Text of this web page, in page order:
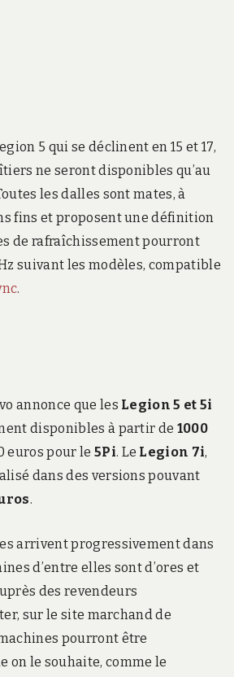
5 qui se déclinent en 15 et 17,
ne seront disponibles qu’au
les dalles sont mates, à
fins et proposent une définition
de rafraîchissement pourront
suivant les modèles, compatible
.
annonce que les Legion 5 et 5i
disponibles à partir de 1000
euros pour le 5Pi. Le Legion 7i,
dans des versions pouvant
.
arrivent progressivement dans
d’entre elles sont d’ores et
des revendeurs
sur le site marchand de
pourront être
on le souhaite, comme le